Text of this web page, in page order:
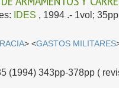
IDES , 1994 .- 1vol;
> <GASTOS MILITARES
(1994) 343pp-378pp (